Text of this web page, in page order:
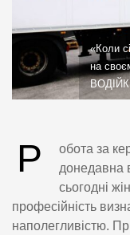
«Коли
на
Р
обота за
донедавна
сьогодні
професійність
наполегливістю.